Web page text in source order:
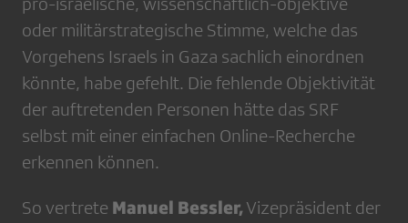
oder militärstrategische Stimme, welche das
Vorgehens Israels in Gaza sachlich einordnen
könnte, habe gefehlt. Die fehlende Objektivität
der auftretenden Personen hätte das SRF
selbst mit einer einfachen Online-Recherche
erkennen können.
So vertrete Manuel Bessler,Vizepräsident der